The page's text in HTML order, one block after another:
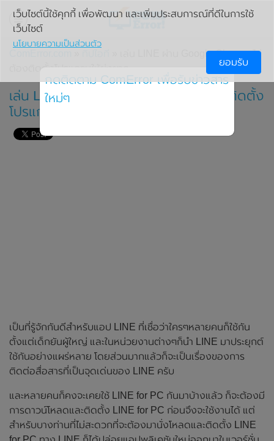
» เล่น LINE ผ่าน Google Chrome ไม่
เล่น LINE ผ่าน Google Chrome ไม่ต้องติดตั้ง
โปรแกรมให้ยุ่งยาก
เป็นที่รู้จักกันดีสำหรับแอป LINE ที่เชื่อว่าใครๆหลายคนก็ใช้กัน
ตั้งแต่เด็กยันผู้ใหญ่ และในหน่วยงานต่างๆก็นำ LINE มาประยุกต์
ใช้กันอย่างแผร่หลาย โดยส่วนมากแล้วก็จะเป็นเรื่องของการ
ติดต่อสื่อสารที่เป็นจุดเด่นของ LINE ครับ
และหลายคนก็คงจะเคยใช้ LINE for PC กันมาบ้างแล้ว ก็จะต้องมี
การดาวน์โหลดและติดตั้ง LINE for PC ก่อนจึงจะใช้งานได้ แต่
สำหรับบางท่านที่ไม่สะดวกที่จะต้องมานั่งโหลดและติดตั้ง LINE
เว็บไซต์นี้ใช้คุกกี้ เพื่อพัฒนา และเพิ่มประสบการณ์ที่ดีในการใช้
เว็บไซต์
นโยบายความเป็นส่วนตัว
ยอมรับ
กดติดตาม ComError เพื่อรับข่าวสาร
ใหม่ๆ